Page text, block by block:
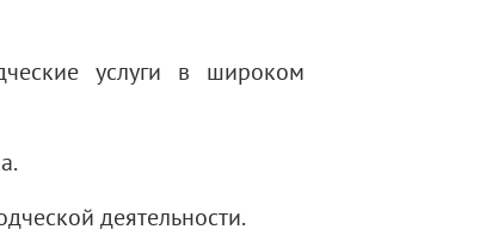
услуги в широком
деятельности.